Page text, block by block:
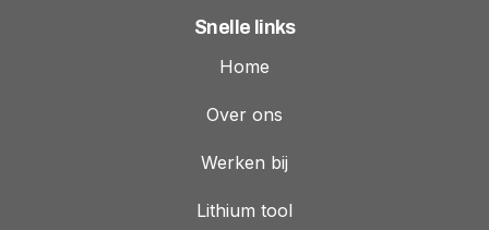
Snelle links
Home
Over ons
Werken bij
Lithium tool